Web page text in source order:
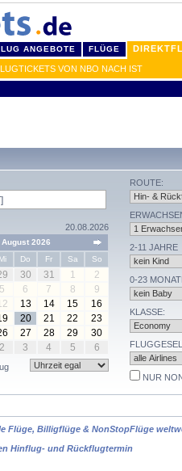
ANGEBOTE FLÜGE
VON NBO NACH IST
20.08.2026
August 2026
Mi Do Fr Sa So
30 31 1
2
5 6 7 8
9
13 14 15
16
20 21 22
23
27 28 29
30
2 3 4 5 6
ROUTE:
2-11 JAHRE
0-23
KLASSE:
NUR
Flüge, Billigflüge & NonStopFlüge
Hinflug- und Rückflugtermin